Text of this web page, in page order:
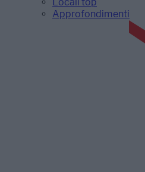
Locali top
Approfondimenti